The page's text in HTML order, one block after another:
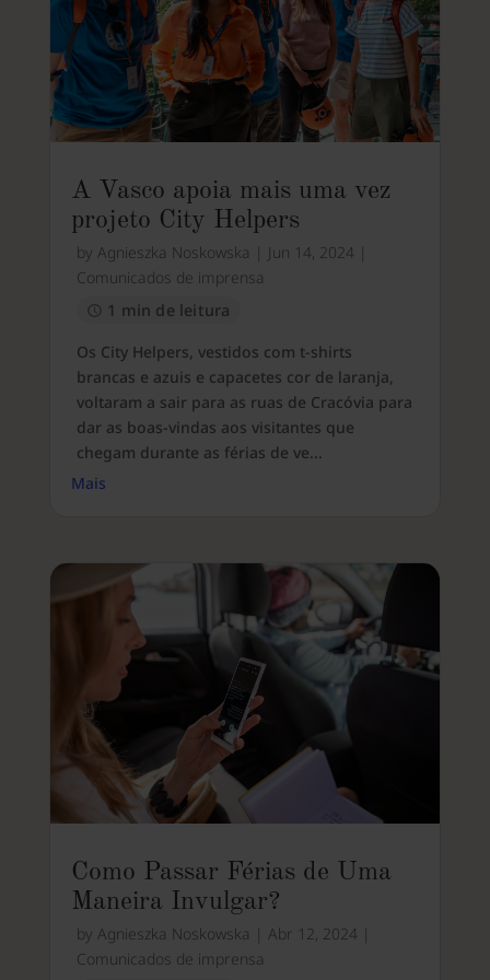
A Vasco apoia mais uma vez
projeto City Helpers
by Agnieszka Noskowska Jun 14, 2024
Comunicados de imprensa
1 min de leitura
Os City Helpers, vestidos com t-shirts
brancas e azuis e capacetes cor de laranja,
voltaram a sair para as ruas de Cracóvia para
dar as boas-vindas aos visitantes que
chegam durante as férias de ve...
Mais
Como Passar Férias de Uma
Maneira Invulgar?
by Agnieszka Noskowska Abr 12, 2024
Comunicados de imprensa